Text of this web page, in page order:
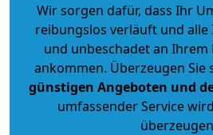
Wir sorgen dafür, dass Ihr
reibungslos verläuft und alle
und unbeschadet an
ankommen. Überzeugen Sie
günstigen Angeboten und
umfassender Service